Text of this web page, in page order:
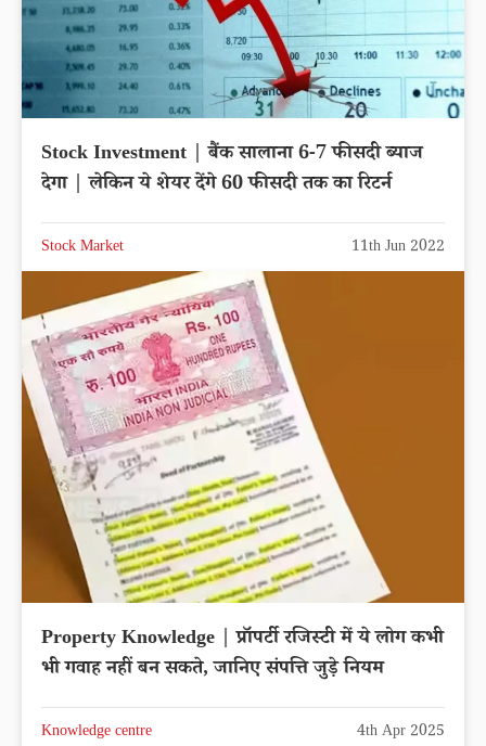
Stock Investment | बैंक सालाना 6-7 फीसदी ब्याज
देगा | लेकिन ये शेयर देंगे 60 फीसदी तक का रिटर्न
Stock Market 11th Jun 2022
Property Knowledge | प्रॉपर्टी रजिस्टी में ये लोग कभी
भी गवाह नहीं बन सकते, जानिए संपत्ति जुड़े नियम
Knowledge centre 4th Apr 2025